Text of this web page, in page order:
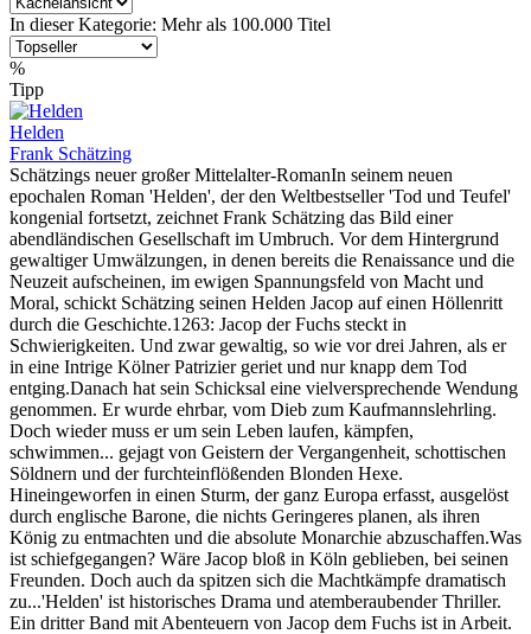
In dieser Kategorie: Mehr als 100.000 Titel
%
Tipp
Helden
Frank Schätzing
Schätzings neuer großer Mittelalter-RomanIn seinem neuen
epochalen Roman 'Helden', der den Weltbestseller 'Tod und Teufel'
kongenial fortsetzt, zeichnet Frank Schätzing das Bild einer
abendländischen Gesellschaft im Umbruch. Vor dem Hintergrund
gewaltiger Umwälzungen, in denen bereits die Renaissance und die
Neuzeit aufscheinen, im ewigen Spannungsfeld von Macht und
Moral, schickt Schätzing seinen Helden Jacop auf einen Höllenritt
durch die Geschichte.1263: Jacop der Fuchs steckt in
Schwierigkeiten. Und zwar gewaltig, so wie vor drei Jahren, als er
in eine Intrige Kölner Patrizier geriet und nur knapp dem Tod
entging.Danach hat sein Schicksal eine vielversprechende Wendung
genommen. Er wurde ehrbar, vom Dieb zum Kaufmannslehrling.
Doch wieder muss er um sein Leben laufen, kämpfen,
schwimmen... gejagt von Geistern der Vergangenheit, schottischen
Söldnern und der furchteinflößenden Blonden Hexe.
Hineingeworfen in einen Sturm, der ganz Europa erfasst, ausgelöst
durch englische Barone, die nichts Geringeres planen, als ihren
König zu entmachten und die absolute Monarchie abzuschaffen.Was
ist schiefgegangen? Wäre Jacop bloß in Köln geblieben, bei seinen
Freunden. Doch auch da spitzen sich die Machtkämpfe dramatisch
zu...'Helden' ist historisches Drama und atemberaubender Thriller.
Ein dritter Band mit Abenteuern von Jacop dem Fuchs ist in Arbeit.